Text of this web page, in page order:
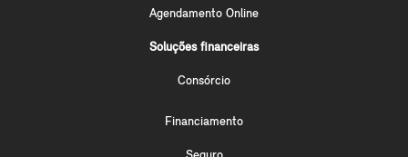
Agendamento Online
Soluções financeiras
Consórcio
Financiamento